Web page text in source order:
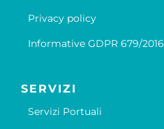
Privacy policy
Informative GDPR 679/2016
SERVIZI
Servizi Portuali